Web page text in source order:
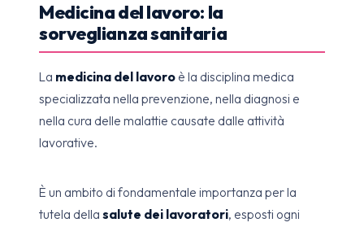
Medicina del lavoro: la
sorveglianza sanitaria
La medicina del lavoro è la disciplina medica
specializzata nella prevenzione, nella diagnosi e
nella cura delle malattie causate dalle attività
lavorative.
È un ambito di fondamentale importanza per la
tutela della salute dei lavoratori, esposti ogni